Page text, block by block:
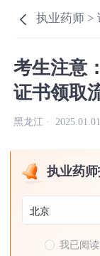
执业药师 >
考生注意
证书领取
黑龙江 ·
执业药
北京
我已阅